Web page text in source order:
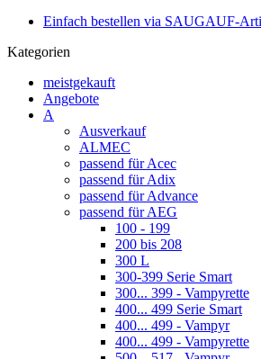
Einfach bestellen via SAUGAUF-
Kategorien
meistgekauft
Angebote
A
Ausverkauf
ALMEC
passend für Acec
passend für Adix
passend für Advance
passend für AEG
100 - 199
200 bis 208
300 L
300-399 Serie Smart
300... 399 - Vampyrette
400... 499 Serie Smart
400... 499 - Vampyr
400... 499 - Vampyrette